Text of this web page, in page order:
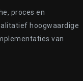
proces en
hoogwaardige
van